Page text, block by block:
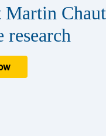
Martin
research